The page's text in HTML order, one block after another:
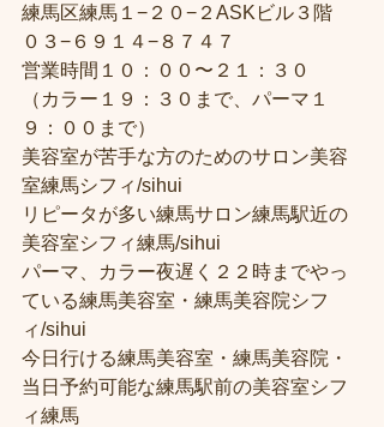
練馬区練馬１−２０−２ASKビル３階
０３−６９１４−８７４７
営業時間１０：００〜２１：３０
（カラー１９：３０まで、パーマ１
９：００まで）
美容室が苦手な方のためのサロン美容
室練馬シフィ/sihui
リピータが多い練馬サロン練馬駅近の
美容室シフィ練馬/sihui
パーマ、カラー夜遅く２２時までやっ
ている練馬美容室・練馬美容院シフ
ィ/sihui
今日行ける練馬美容室・練馬美容院・
当日予約可能な練馬駅前の美容室シフ
ィ練馬